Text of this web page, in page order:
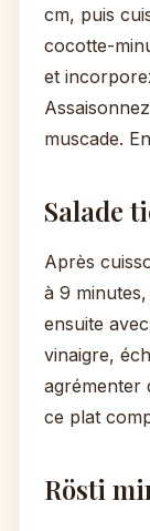
cm, puis
cocotte-
et
muscade.
Salade
Après
à 9
ensuite
vinaigre,
agrémenter
ce plat
Rösti